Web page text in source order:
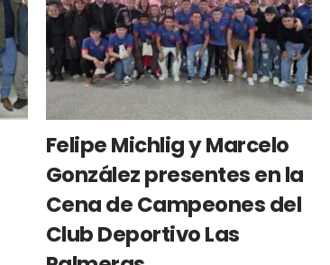
Felipe Michlig y Marcelo
González presentes en la
Cena de Campeones del
Club Deportivo Las